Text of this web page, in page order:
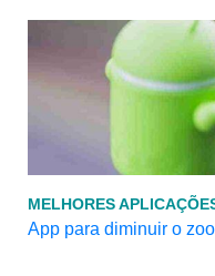
MELHORES
App para diminuir o